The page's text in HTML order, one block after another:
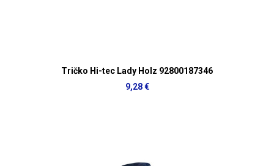
Tričko Hi-tec Lady Holz 92800187346
9,28 €